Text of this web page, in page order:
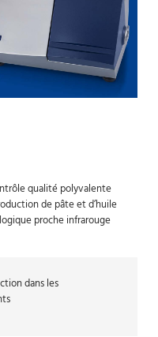
qualité polyvalente
de pâte et d’huile
proche infrarouge
dans les